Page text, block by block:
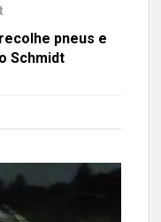
pneus e
Schmidt